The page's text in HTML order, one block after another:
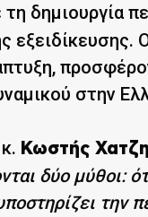
δημιουργία
στην
Κωστής
δύο μύθοι:
την